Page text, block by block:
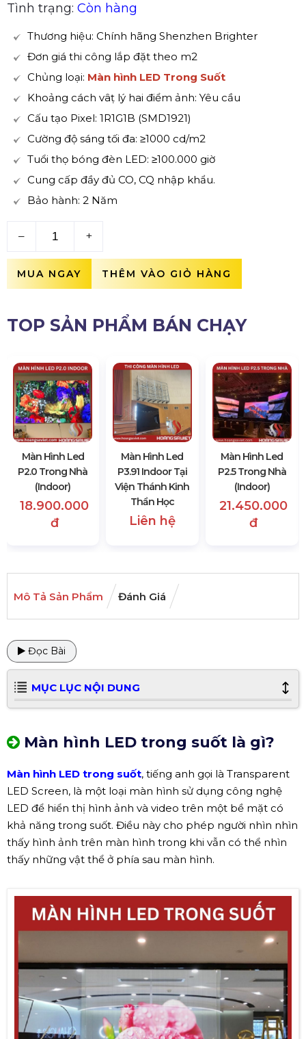
Tình trạng: Còn hàng
Thương hiệu: Chính hãng Shenzhen Brighter
Đơn giá thi công lắp đặt theo m2
Chủng loại: Màn hình LED Trong Suốt
Khoảng cách vâṭ lý hai điểm ảnh: Yêu cầu
Cấu tạo Pixel: 1R1G1B (SMD1921)
Cường độ sáng tối đa: ≥1000 cd/m2
Tuổi thọ bóng đèn LED: ≥100.000 giờ
Cung cấp đầy đủ CO, CQ nhập khẩu.
Bảo hành: 2 Năm
– +
MUA NGAY THÊM VÀO GIỎ HÀNG
TOP SẢN PHẨM BÁN CHẠY
Màn Hình Led
P2.0 Trong Nhà
(Indoor)
18.900.000
đ
Màn Hình Led
P3.91 Indoor Tại
Viện Thánh Kinh
Thần Học
Liên hệ
Màn Hình Led
P2.5 Trong Nhà
(Indoor)
21.450.000
đ
Mô Tả Sản Phẩm Đánh Giá
Đọc Bài
MỤC LỤC NỘI DUNG
Màn hình LED trong suốt là gì?
Màn hình LED trong suốt, tiếng anh gọi là Transparent
LED Screen, là một loại màn hình sử dụng công nghệ
LED để hiển thị hình ảnh và video trên một bề mặt có
khả năng trong suốt. Điều này cho phép người nhìn nhìn
thấy hình ảnh trên màn hình trong khi vẫn có thể nhìn
thấy những vật thể ở phía sau màn hình.